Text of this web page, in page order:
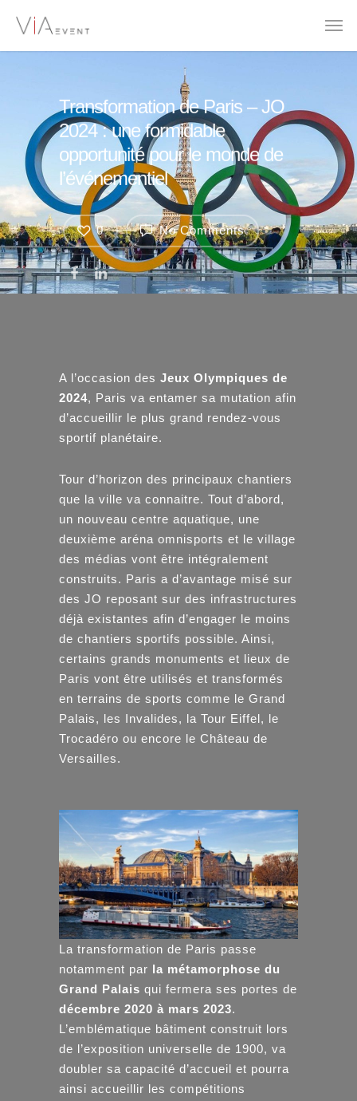
Transformation de Paris – JO
2024 : une formidable
opportunité pour le monde de
l’événementiel
No Comments
0
A l’occasion des Jeux Olympiques de
2024, Paris va entamer sa mutation afin
d’accueillir le plus grand rendez-vous
sportif planétaire.
Tour d’horizon des principaux chantiers
que la ville va connaitre. Tout d’abord,
un nouveau centre aquatique, une
deuxième aréna omnisports et le village
des médias vont être intégralement
construits. Paris a d’avantage misé sur
des JO reposant sur des infrastructures
déjà existantes afin d’engager le moins
de chantiers sportifs possible. Ainsi,
certains grands monuments et lieux de
Paris vont être utilisés et transformés
en terrains de sports comme le Grand
Palais, les Invalides, la Tour Eiffel, le
Trocadéro ou encore le Château de
Versailles.
La transformation de Paris passe
notamment par la métamorphose du
Grand Palais qui fermera ses portes de
décembre 2020 à mars 2023.
L’emblématique bâtiment construit lors
de l’exposition universelle de 1900, va
doubler sa capacité d’accueil et pourra
ainsi accueillir les compétitions